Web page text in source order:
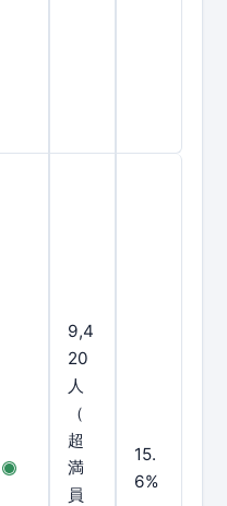
9,4
20
人
（
超
満
員
15.
6%